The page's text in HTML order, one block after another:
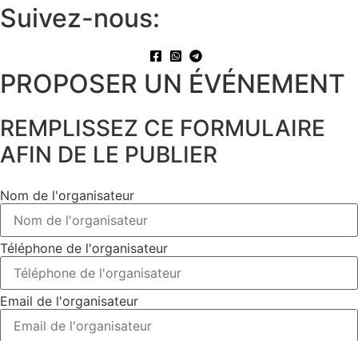
Suivez-nous:
PROPOSER UN ÉVÉNEMENT​
REMPLISSEZ CE FORMULAIRE
AFIN DE LE PUBLIER
Nom de l'organisateur
Téléphone de l'organisateur
Email de l'organisateur